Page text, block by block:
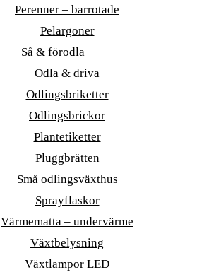
Perenner – barrotade
Pelargoner
Så & förodla
Odla & driva
Odlingsbriketter
Odlingsbrickor
Plantetiketter
Pluggbrätten
Små odlingsväxthus
Sprayflaskor
Värmematta – undervärme
Växtbelysning
Växtlampor LED